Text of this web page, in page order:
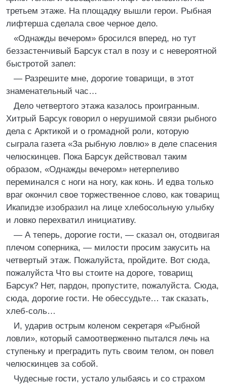
третьем этаже. На площадку вышли герои. Рыбная
лифтерша сделала свое черное дело.
«Однажды вечером» бросился вперед, но тут
беззастенчивый Барсук стал в позу и с невероятной
быстротой запел:
— Разрешите мне, дорогие товарищи, в этот
знаменательный час…
Дело четвертого этажа казалось проигранным.
Хитрый Барсук говорил о нерушимой связи рыбного
дела с Арктикой и о громадной роли, которую
сыграла газета «За рыбную ловлю» в деле спасения
челюскинцев. Пока Барсук действовал таким
образом, «Однажды вечером» нетерпеливо
переминался с ноги на ногу, как конь. И едва только
враг окончил свое торжественное слово, как товарищ
Икапидзе изобразил на лице хлебосольную улыбку
и ловко перехватил инициативу.
— А теперь, дорогие гости, — сказал он, отодвигая
плечом соперника, — милости просим закусить на
четвертый этаж. Пожалуйста, пройдите. Вот сюда,
пожалуйста Что вы стоите на дороге, товарищ
Барсук? Нет, пардон, пропустите, пожалуйста. Сюда,
сюда, дорогие гости. Не обессудьте… так сказать,
хлеб-соль…
И, ударив острым коленом секретаря «Рыбной
ловли», который самоотверженно пытался лечь на
ступеньку и преградить путь своим телом, он повел
челюскинцев за собой.
Чудесные гости, устало улыбаясь и со страхом